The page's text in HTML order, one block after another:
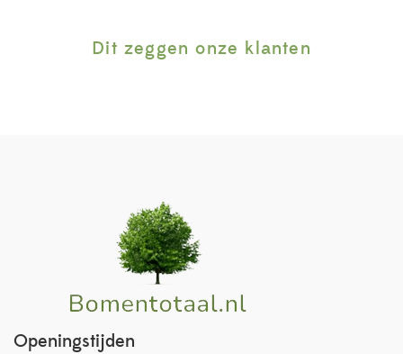
Dit zeggen onze klanten
Openingstijden